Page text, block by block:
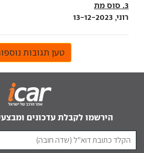
3. סוס מת
רוני, 13-12-2023
טען תגובות
הירשמו לקבלת עדכונים